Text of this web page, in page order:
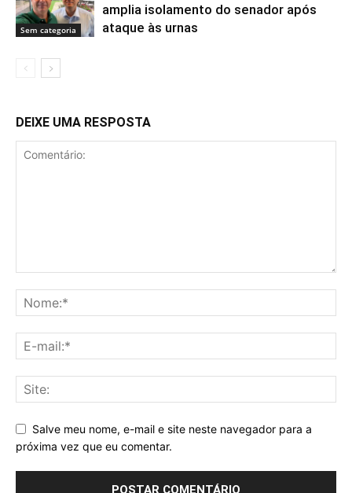
Sem categoria
amplia isolamento do senador após
ataque às urnas
DEIXE UMA RESPOSTA
Salve meu nome, e-mail e site neste navegador para a
próxima vez que eu comentar.